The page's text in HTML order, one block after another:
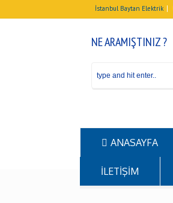
İstanbul Baytan Elektrik
NE ARAMIŞTINIZ ?
ANASAYFA
İLETİŞİM